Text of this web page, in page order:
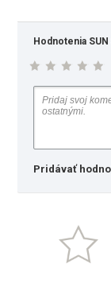
Hodnotenia
Pridávať